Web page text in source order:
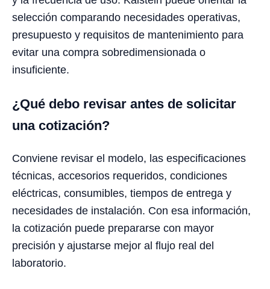
selección comparando necesidades operativas,
presupuesto y requisitos de mantenimiento para
evitar una compra sobredimensionada o
insuficiente.
¿Qué debo revisar antes de solicitar
una cotización?
Conviene revisar el modelo, las especificaciones
técnicas, accesorios requeridos, condiciones
eléctricas, consumibles, tiempos de entrega y
necesidades de instalación. Con esa información,
la cotización puede prepararse con mayor
precisión y ajustarse mejor al flujo real del
laboratorio.